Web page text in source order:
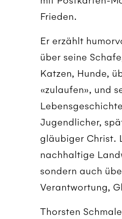
Frieden.
Er erzählt
über seine
Katzen, Hunde,
«zulaufen», und
Jugendlicher,
gläubiger Christ.
nachhaltige
sondern auch
Verantwortung,
Thorsten